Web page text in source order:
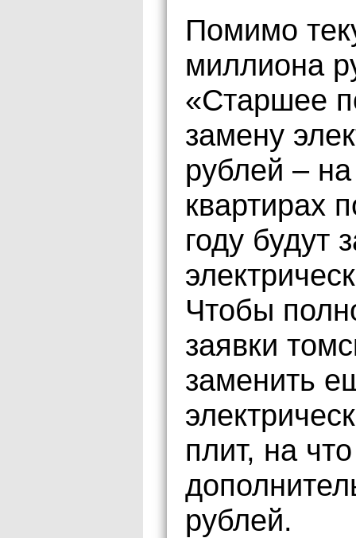
Помимо
миллиона
«Старшее
замену
рублей –
квартирах
году будут
Чтобы
заявки
заменить
плит, на
рублей.